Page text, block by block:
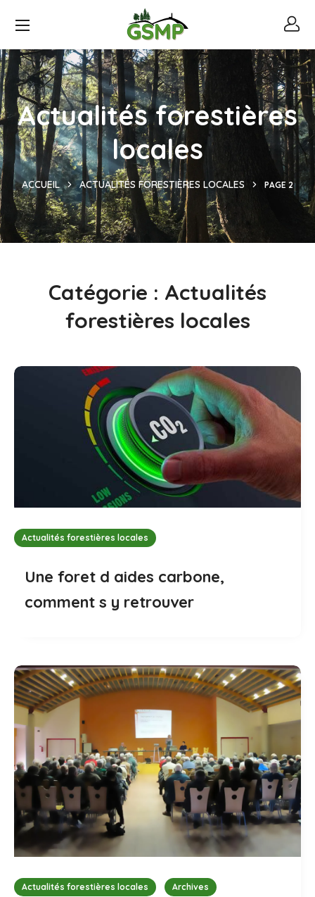
Actualités forestières
locales
ACCUEIL ACTUALITÉS FORESTIÈRES LOCALES PAGE 2
Catégorie : Actualités
forestières locales
Actualités forestières locales
Une foret d aides carbone,
comment s y retrouver
Actualités forestières locales Archives